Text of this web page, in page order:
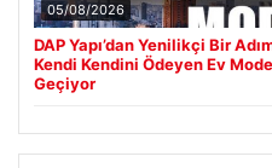
05/08/2026
DAP Yapı’dan Yenilikçi Bir
Kendi Kendini Ödeyen Ev
Geçiyor